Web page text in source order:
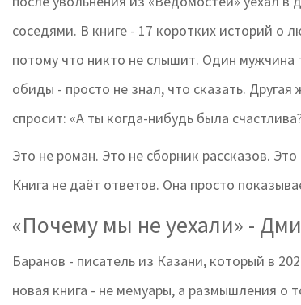
соседями. В книге - 17 коротких историй о
потому что никто не слышит. Один мужчина
обиды - просто не знал, что сказать.
спросит: «А ты когда-нибудь была
Это не роман. Это не сборник рассказов.
Книга не даёт ответов. Она просто
«Почему мы не уехали» -
Баранов - писатель из Казани, который в
новая книга - не мемуары, а размышления о